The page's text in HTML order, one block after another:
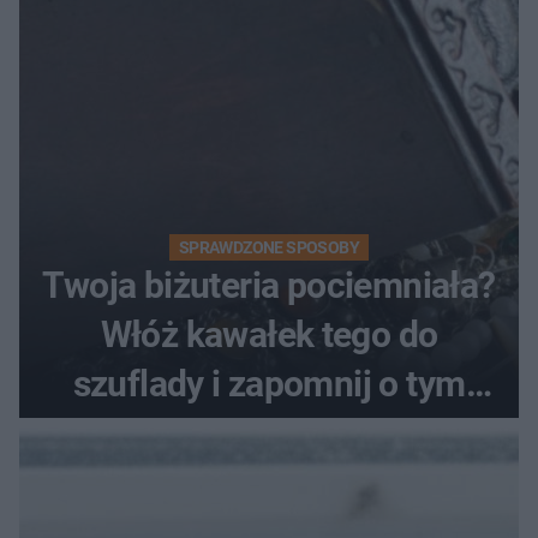
SPRAWDZONE SPOSOBY
Twoja biżuteria pociemniała?
Włóż kawałek tego do
szuflady i zapomnij o tym
problemie. Sposób na